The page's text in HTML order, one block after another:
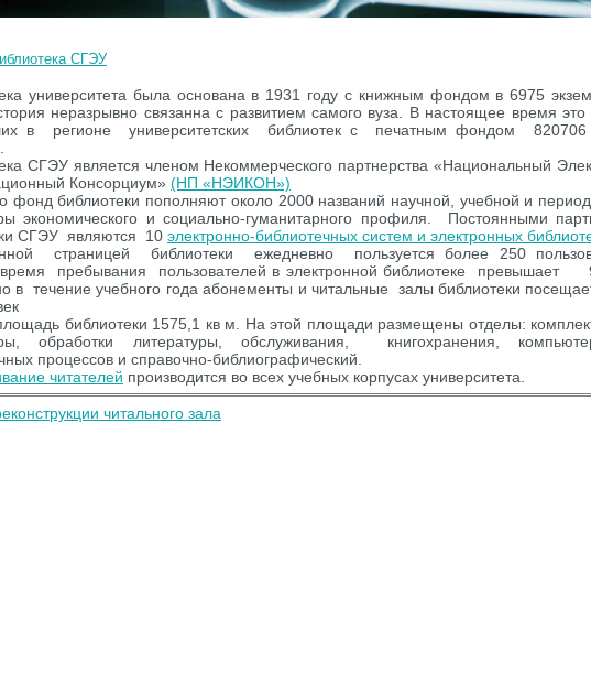
СГЭУ
университета была основана в 1931 году с книжным фондом в 6975
неразрывно связанна с развитием самого вуза. В настоящее время это
в регионе университетских библиотек с печатным фондом 820706
СГЭУ является членом Некоммерческого партнерства «Национальный
Консорциум» (НП «НЭИКОН»)
фонд библиотеки пополняют около 2000 названий научной, учебной и
экономического и социально-гуманитарного профиля. Постоянными
СГЭУ являются 10 электронно-библиотечных систем и электронных
страницей библиотеки ежедневно пользуется более 250
пребывания пользователей в электронной библиотеке превышает
в течение учебного года абонементы и читальные залы библиотеки
библиотеки 1575,1 кв м. На этой площади размещены отделы:
обработки литературы, обслуживания, книгохранения,
процессов и справочно-библиографический.
читателей производится во всех учебных корпусах университета.
читального зала